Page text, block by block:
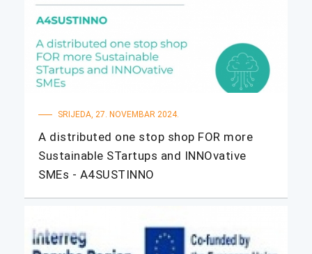
SRIJEDA, 27. NOVEMBAR 2024.
A distributed one stop shop FOR more
Sustainable STartups and INNOvative
SMEs - A4SUSTINNO